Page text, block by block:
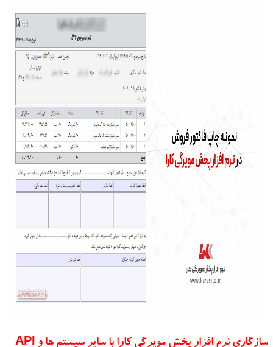
سازگاری نرم افزار پخش مویرگی کارا با سایر سیستم ها و API